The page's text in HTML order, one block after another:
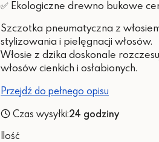
✅ Ekologiczne drewno bukowe
Szczotka pneumatyczna z
stylizowania i pielęgnacji włosów.
Włosie z dzika doskonale
włosów cienkich i osłabionych.
Przejdź do pełnego opisu
Czas wysyłki:24 godziny
Ilość